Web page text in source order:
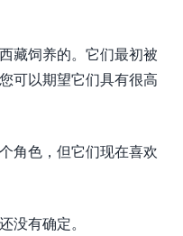
藏饲养的。它们最初被
可以期望它们具有很高
角色，但它们现在喜欢
没有确定。